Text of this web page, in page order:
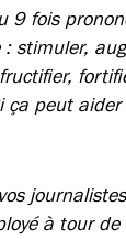
9 fois
stimuler,
ça peut
à tour